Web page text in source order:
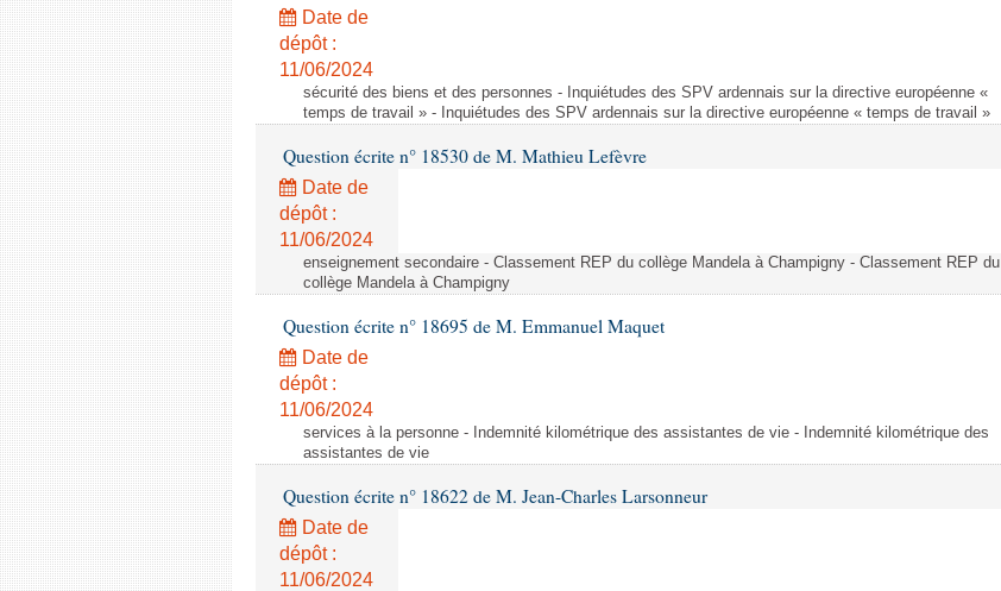
Date de
dépôt :
11/06/2024
sécurité des biens et des personnes - Inquiétudes des SPV ardennais sur la directive européenne «
temps de travail » - Inquiétudes des SPV ardennais sur la directive européenne « temps de travail »
Question écrite n° 18530 de M. Mathieu Lefèvre
Date de
dépôt :
11/06/2024
enseignement secondaire - Classement REP du collège Mandela à Champigny - Classement REP du
collège Mandela à Champigny
Question écrite n° 18695 de M. Emmanuel Maquet
Date de
dépôt :
11/06/2024
services à la personne - Indemnité kilométrique des assistantes de vie - Indemnité kilométrique des
assistantes de vie
Question écrite n° 18622 de M. Jean-Charles Larsonneur
Date de
dépôt :
11/06/2024